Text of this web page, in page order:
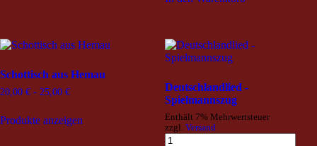
Schottisch aus Hemau
20,00 € - 25,00 €
Produkte anzeigen
Deutschlandlied -
Spielmannszug
Enthält 7% Mehrwertsteuer
zzgl. Versand